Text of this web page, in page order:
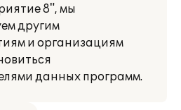
8", мы
другим
и организациям
данных программ.